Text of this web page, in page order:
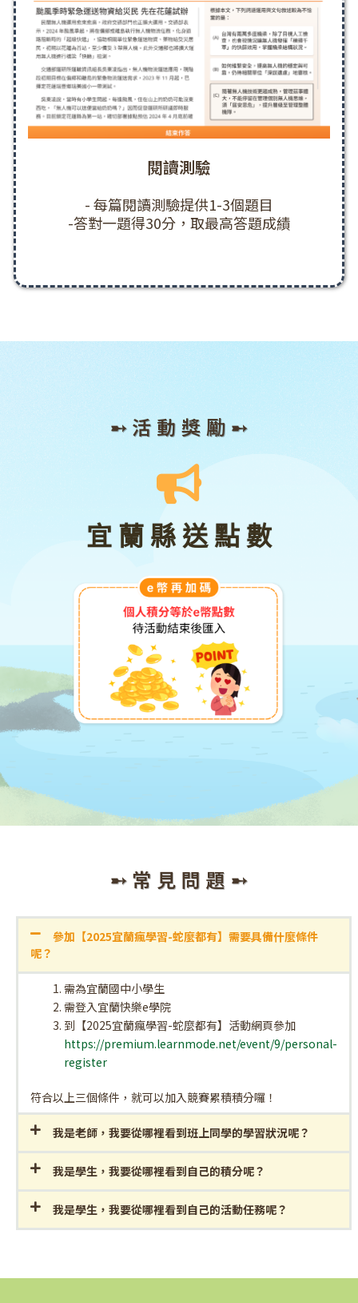
閱讀測驗
- 每篇閱讀測驗提供1-3個題目
-答對一題得30分，取最高答題成績
➸ 活 動 獎 勵 ➸
宜 蘭 縣 送 點 數
➸ 常 見 問 題 ➸
參加【2025宜蘭瘋學習-蛇麼都有】需要具備什麼條件
呢？
需為宜蘭國中小學生
需登入宜蘭快樂e學院
到【2025宜蘭瘋學習-蛇麼都有】活動網頁參加
https://premium.learnmode.net/event/9/personal-
register
符合以上三個條件，就可以加入競賽累積積分囉！
我是老師，我要從哪裡看到班上同學的學習狀況呢？
我是學生，我要從哪裡看到自己的積分呢？
我是學生，我要從哪裡看到自己的活動任務呢？